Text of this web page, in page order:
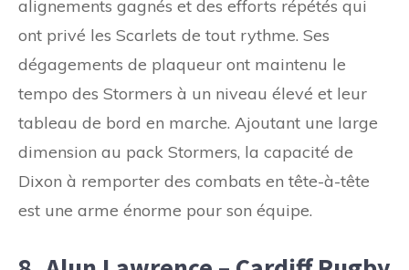
alignements gagnés et des efforts répétés qui
ont privé les Scarlets de tout rythme. Ses
dégagements de plaqueur ont maintenu le
tempo des Stormers à un niveau élevé et leur
tableau de bord en marche. Ajoutant une large
dimension au pack Stormers, la capacité de
Dixon à remporter des combats en tête-à-tête
est une arme énorme pour son équipe.